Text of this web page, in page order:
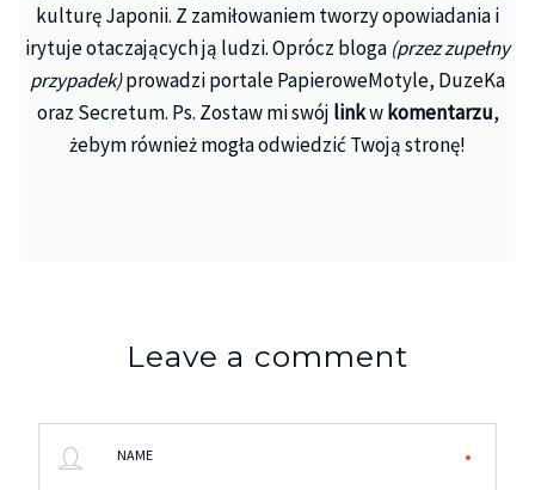
kulturę Japonii. Z zamiłowaniem tworzy opowiadania i
irytuje otaczających ją ludzi. Oprócz bloga (przez zupełny
przypadek)prowadzi portale PapieroweMotyle, DuzeKa
oraz Secretum. Ps. Zostaw mi swój linkwkomentarzu,
żebym również mogła odwiedzić Twoją stronę!
Leave a comment
NAME